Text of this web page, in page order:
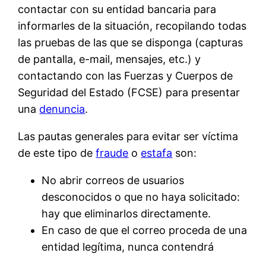
contactar con su entidad bancaria para
informarles de la situación, recopilando todas
las pruebas de las que se disponga (capturas
de pantalla, e-mail, mensajes, etc.) y
contactando con las Fuerzas y Cuerpos de
Seguridad del Estado (FCSE) para presentar
una denuncia.
Las pautas generales para evitar ser víctima
de este tipo defraude o estafa son:
No abrir correos de usuarios
desconocidos o que no haya solicitado:
hay que eliminarlos directamente.
En caso de que el correo proceda de una
entidad legítima, nunca contendrá